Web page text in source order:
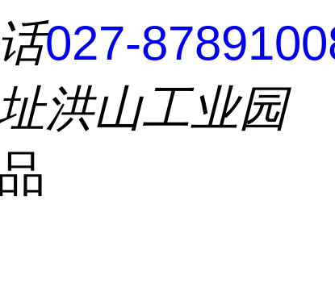
027-
洪山工业园